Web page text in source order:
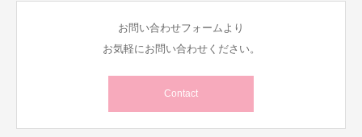
お問い合わせフォームより
お気軽にお問い合わせください。
Contact